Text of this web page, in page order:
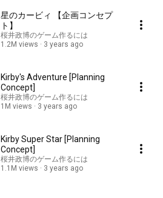
星のカービィ 【企画コンセプ
ト】
桜井政博のゲーム作るには
1.2M views
3 years ago
Kirby's Adventure [Planning
Concept]
桜井政博のゲーム作るには
1M views
3 years ago
Kirby Super Star [Planning
Concept]
桜井政博のゲーム作るには
1.1M views
3 years ago